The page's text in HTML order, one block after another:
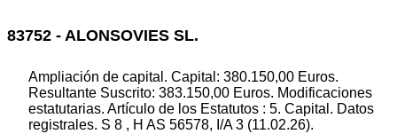
83752 - ALONSOVIES SL.
Ampliación de capital. Capital: 380.150,00 Euros.
Resultante Suscrito: 383.150,00 Euros. Modificaciones
estatutarias. Artículo de los Estatutos : 5. Capital. Datos
registrales. S 8 , H AS 56578, I/A 3 (11.02.26).